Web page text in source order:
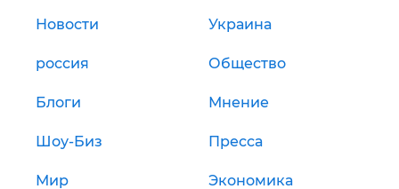
Новости Украина
россия Общество
Блоги Мнение
Шоу-Биз Пресса
Мир Экономика